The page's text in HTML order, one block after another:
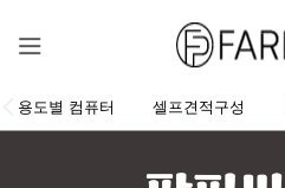
용도별 컴퓨터 셀프견적구성